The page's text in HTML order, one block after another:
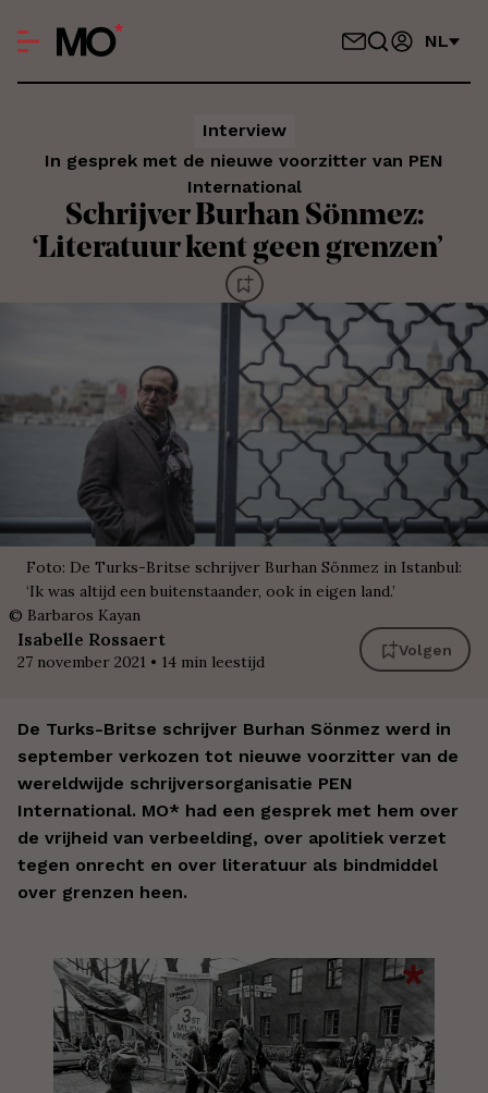
NL
Interview
In gesprek met de nieuwe voorzitter van PEN
International
Schrijver Burhan Sönmez:
‘Literatuur kent geen grenzen’
Foto: De Turks-Britse schrijver Burhan Sönmez in Istanbul:
‘Ik was altijd een buitenstaander, ook in eigen land.’
© Barbaros Kayan
Isabelle Rossaert
27 november 2021 • 14 min leestijd
Volgen
De Turks-Britse schrijver Burhan Sönmez werd in
september verkozen tot nieuwe voorzitter van de
wereldwijde schrijversorganisatie PEN
International. MO* had een gesprek met hem over
de vrijheid van verbeelding, over apolitiek verzet
tegen onrecht en over literatuur als bindmiddel
over grenzen heen.